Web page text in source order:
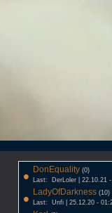
• DonEquality (0)
Last: DerLoler | 22.10.21
• LadyOfDarkness (10)
Last: Unfi | 25.12.20 -